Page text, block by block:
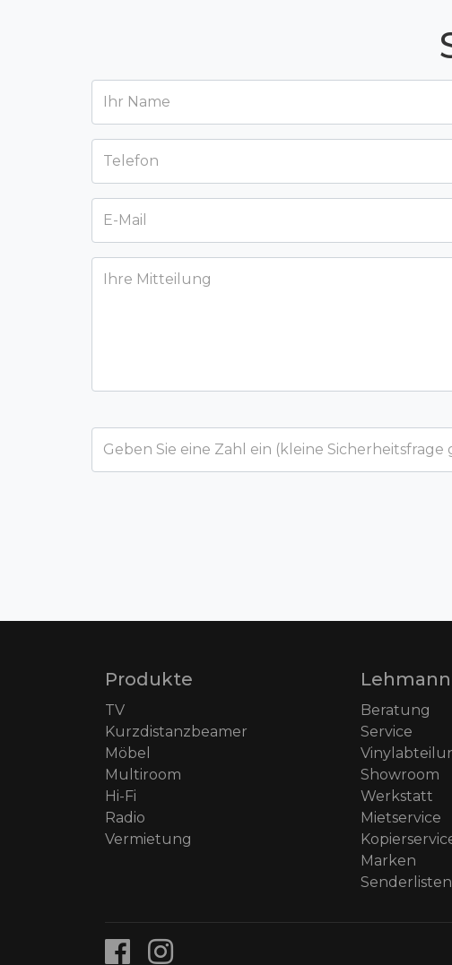
Produkte
TV
Kurzdistanzbeamer
Möbel
Multiroom
Hi-Fi
Radio
Vermietung
Beratung
Service
Showroom
Werkstatt
Mietservice
Marken
Senderlisten